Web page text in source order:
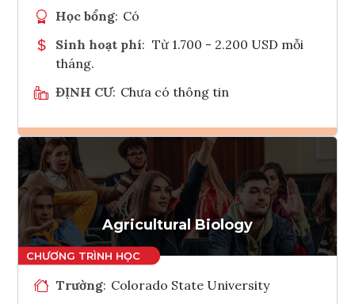
Học bổng: Có
Sinh hoạt phí: Từ 1.700 - 2.200 USD mỗi
tháng.
ĐỊNH CƯ: Chưa có thông tin
Ghi danh
Tham vấn Interlink
Agricultural Biology
Trường: Colorado State University